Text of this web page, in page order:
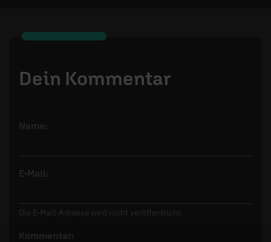
Dein Kommentar
Name:
E-Mail:
Die E-Mail-Adresse wird nicht veröffentlicht.
Kommentar: